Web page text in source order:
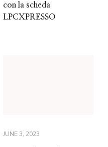
con la scheda
LPCXPRESSO
JUNE 3, 2023